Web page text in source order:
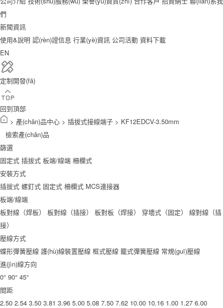
們
新聞資訊
使用&說明 認(rèn)證信息 行業(yè)資訊 公司活動 資料下載
EN
定制開發(fā)
回到頂部
> 產(chǎn)品中心 > 插拔式接線端子 > KF12EDCV-3.50mm
檢索產(chǎn)品
篩選
固定式 插拔式 板端/線端 柵欄式
安裝方式
插拔式 螺釘式 固定式 柵欄式 MCS連接器
板端/線端
板對線（焊板）
板對線（插接） 板對板（焊接） 穿墻式（固定）
線對線（插
接）
壓線方式
蝶形彈簧壓線 護(hù)線裝置壓線 框式壓線 籠式彈簧壓線 常規(guī)壓線
進(jìn)線方向
0° 90° 45°
間距
2.50 2.54 3.50 3.81 3.96 5.00 5.08 7.50 7.62 10.00 10.16 1.00 1.27 6.00